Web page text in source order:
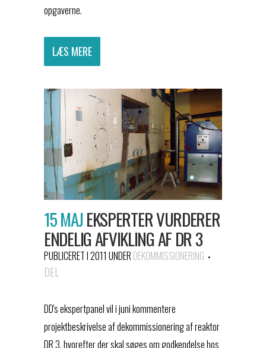
opgaverne.
LÆS MERE
15 MAJEKSPERTER VURDERER
ENDELIG AFVIKLING AF DR 3
PUBLICERET I 2011 UNDER DEKOMMISSIONERING
DEL
DD's ekspertpanel vil i juni kommentere
projektbeskrivelse af dekommissionering af reaktor
DR 3, hvorefter der skal søges om godkendelse hos